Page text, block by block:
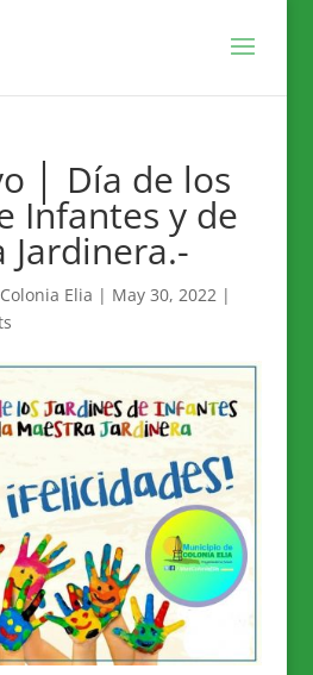
│ Día de los
Infantes y de
Elia | May 30, 2022|